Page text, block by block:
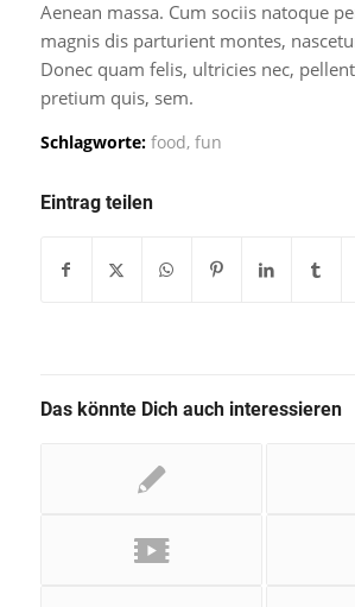
Aenean massa. Cum sociis natoque
magnis dis parturient montes,
Donec quam felis, ultricies nec,
pretium quis, sem.
Schlagworte: food, fun
Eintrag teilen
Das könnte Dich auch interessieren